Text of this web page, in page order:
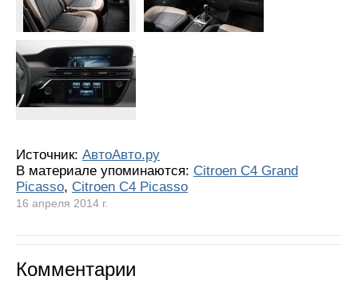
Источник: АвтоАвто.ру
В материале упоминаются: Citroen C4 Grand
Picasso, Citroen C4 Picasso
16 апреля 2014 г.
Комментарии